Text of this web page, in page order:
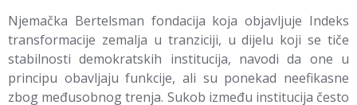
Njemačka Bertelsman fondacija koja objavljuje Indeks
transformacije zemalja u tranziciji, u dijelu koji se tiče
stabilnosti demokratskih institucija, navodi da one u
principu obavljaju funkcije, ali su ponekad neefikasne
zbog međusobnog trenja. Sukob između institucija često